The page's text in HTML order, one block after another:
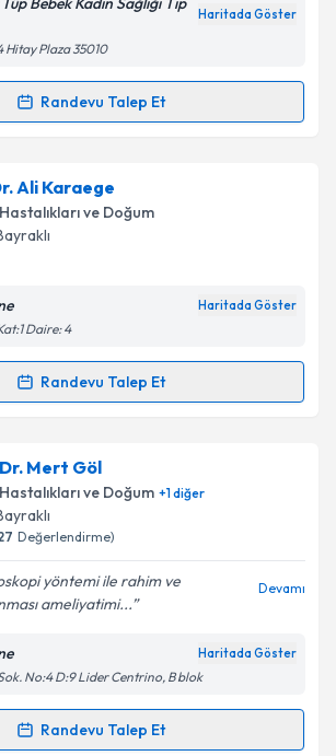
işlenmesine ilişkin Aydınlatma
işlenmesini kabul ediyorum.
Takvim Talebini Gönder
Bebek Kadın Sağlığı Tıp
Haritada Göster
Hitay Plaza 35010
Randevu Talep Et
Talebi
Şaban Adakan
Size bu uzmandan randevu almanız
hazırlandığında e-posta ile
işlenmesine ilişkinAydınlatma
işlenmesini kabul ediyorum.
Takvim Talebini Gönder
Ali Karaege
ve Doğum
Haritada Göster
Daire: 4
Randevu Talep Et
Talebi
için randevu takvimi talebi
bu uzmandan randevu almanız için bir
e-posta ile bilgilendireceğiz.
işlenmesine ilişkin
Aydınlatma
okudum ve kişisel verilerimin belirtilen
işlenmesini kabul ediyorum.
Mert Göl
ve Doğum +1diğer
Değerlendirme)
yöntemi ile rahim ve
ameliyatimi...
Devamı
Haritada Göster
No:4 D:9 Lider Centrino, B blok
Randevu Talep Et
Talebi